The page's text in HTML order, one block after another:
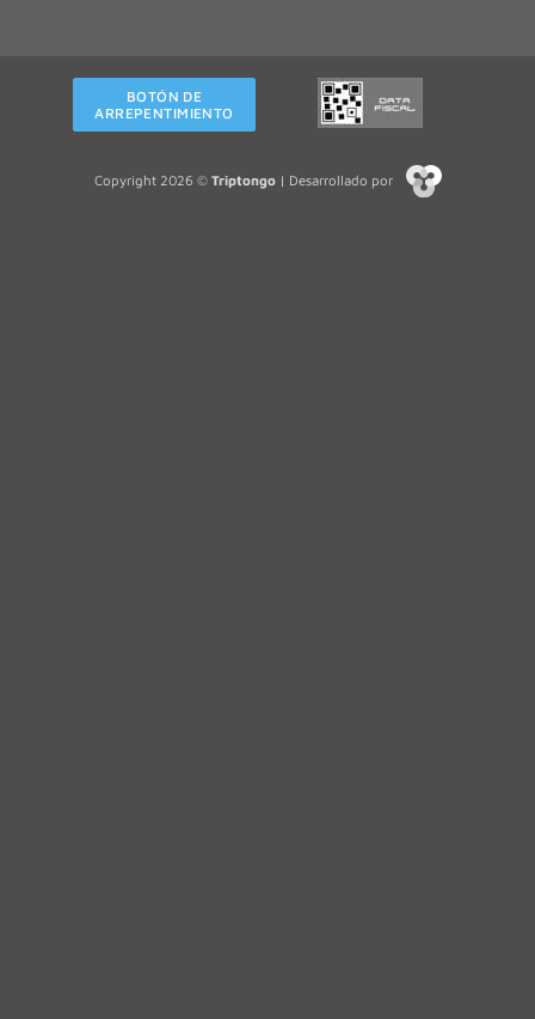
BOTÓN DE
ARREPENTIMIENTO
Copyright 2026 © Triptongo| Desarrollado por